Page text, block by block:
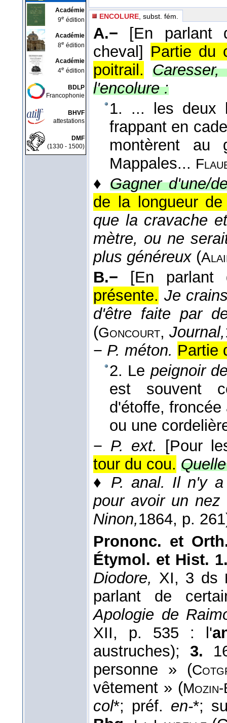
Académie
9e édition
Académie
8e édition
Académie
4e édition
BDLP
Francophonie
BHVF
attestations
DMF
(1330 - 1500)
ENCOLURE , subst. fém.
A.−
[En parlant
cheval] Partie du
poitrail.
l'encolure :
1. ... les deux
frappant en
montèrent au
Mappales...
♦Gagner d'une/
de la longueur
que la cravache
mètre, ou ne
plus généreux (
B.−
[En parlant
présente. Je
d'être faite par
(Goncourt, Journal,
− P. méton. Partie
2. Le peignoir
est souvent
d'étoffe, froncée
ou une
− P. ext.
[Pour
tour du cou.
♦ P. anal. Il n'y a
pour avoir un nez
Ninon,1864, p.
Prononc. et
Étymol. et Hist.
Diodore, XI, 3 ds
parlant de
Apologie de
XII, p. 535 : l'
austruches); 3.
personne » (
vêtement » (
col*; préf. en-*;